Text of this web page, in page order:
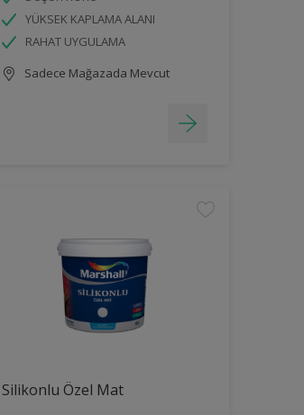
YÜKSEK KAPLAMA ALANI
RAHAT UYGULAMA
Sadece Mağazada Mevcut
Silikonlu Özel Mat